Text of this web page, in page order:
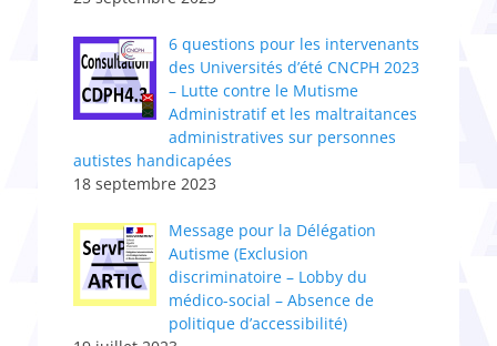
6 questions pour les intervenants
des Universités d’été CNCPH 2023
– Lutte contre le Mutisme
Administratif et les maltraitances
administratives sur personnes
autistes handicapées
18 septembre 2023
Message pour la Délégation
Autisme (Exclusion
discriminatoire – Lobby du
médico-social – Absence de
politique d’accessibilité)